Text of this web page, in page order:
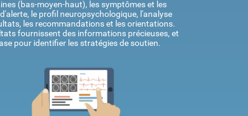
(bas-moyen-haut), les symptômes et les
le profil neuropsychologique, l'analyse
les recommandations et les orientations.
fournissent des informations précieuses, et
pour identifier les stratégies de soutien.